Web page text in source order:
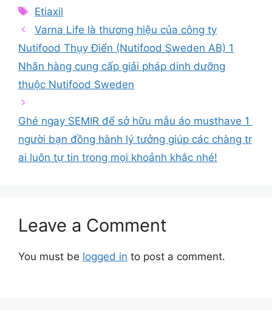
Tags
Etiaxil
Varna Life là thương hiệu của công ty
Nutifood Thụy Điển (Nutifood Sweden AB) 1
Nhãn hàng cung cấp giải pháp dinh dưỡng
thuộc Nutifood Sweden
Ghé ngay SEMIR để sở hữu mẫu áo musthave 1
người bạn đồng hành lý tưởng giúp các chàng tr
ai luôn tự tin trong mọi khoảnh khắc nhé!
Leave a Comment
You must be logged in to post a comment.